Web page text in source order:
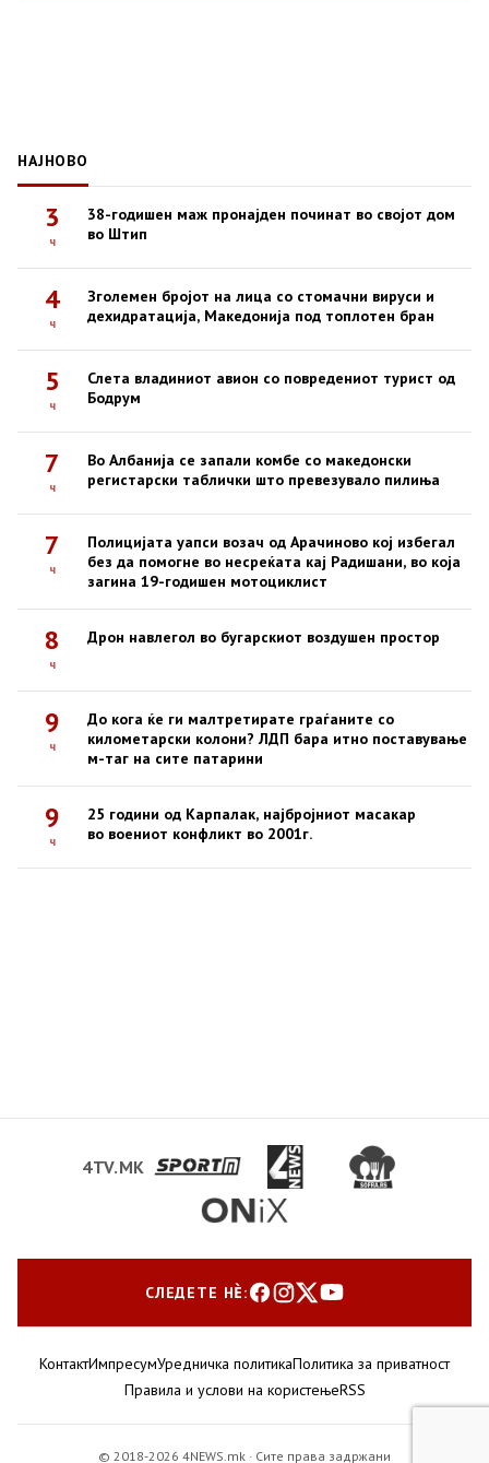
НАЈНОВО
3
ч
38-годишен маж пронајден починат во својот дом
во Штип
4
ч
Зголемен бројот на лица со стомачни вируси и
дехидратација, Македонија под топлотен бран
5
ч
Слета владиниот авион со повредениот турист од
Бодрум
7
ч
Во Албанија се запали комбе со македонски
регистарски таблички што превезувало пилиња
7
ч
Полицијата уапси возач од Арачиново кој избегал
без да помогне во несреќата кај Радишани, во која
загина 19-годишен мотоциклист
8
ч
Дрон навлегол во бугарскиот воздушен простор
9
ч
До кога ќе ги малтретирате граѓаните со
километарски колони? ЛДП бара итно поставување
м-таг на сите патарини
9
ч
25 години од Карпалак, најбројниот масакар
во воениот конфликт во 2001г.
4TV.MK
СЛЕДЕТЕ НЀ:
КонтактИмпресумУредничка политикаПолитика за приватност
Правила и услови на користењеRSS
© 2018-2026 4NEWS.mk · Сите права задржани